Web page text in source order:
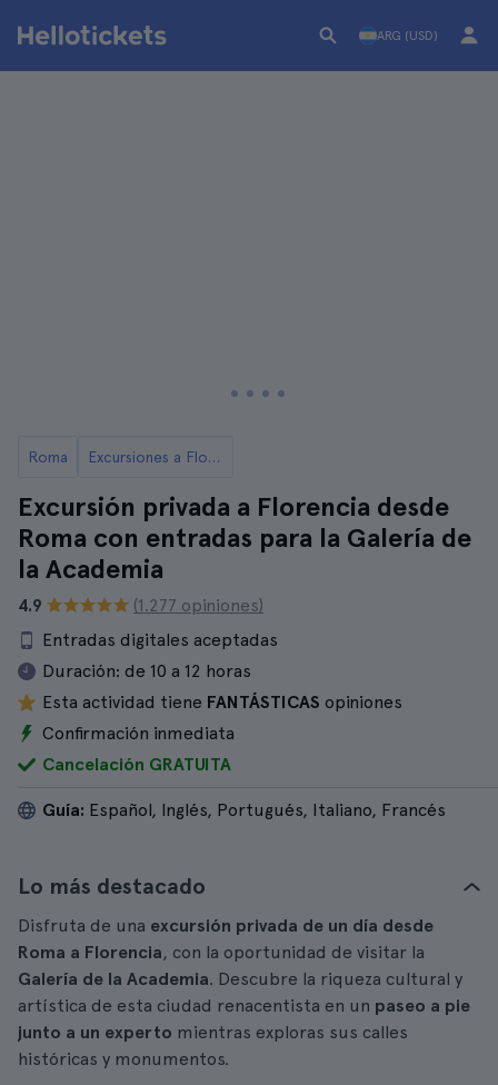
ARG (USD)
Roma Excursiones a Florencia desde Roma
Excursión privada a Florencia desde
Roma con entradas para la Galería de
la Academia
4.9
(1.277 opiniones)
Entradas digitales aceptadas
Duración: de 10 a 12 horas
Esta actividad tiene FANTÁSTICAS opiniones
Confirmación inmediata
Cancelación GRATUITA
Guía: Español, Inglés, Portugués, Italiano, Francés
Lo más destacado
Disfruta de una excursión privada de un día desde
Roma a Florencia, con la oportunidad de visitar la
Galería de la Academia. Descubre la riqueza cultural y
artística de esta ciudad renacentista en un paseo a pie
junto a un experto mientras exploras sus calles
históricas y monumentos.